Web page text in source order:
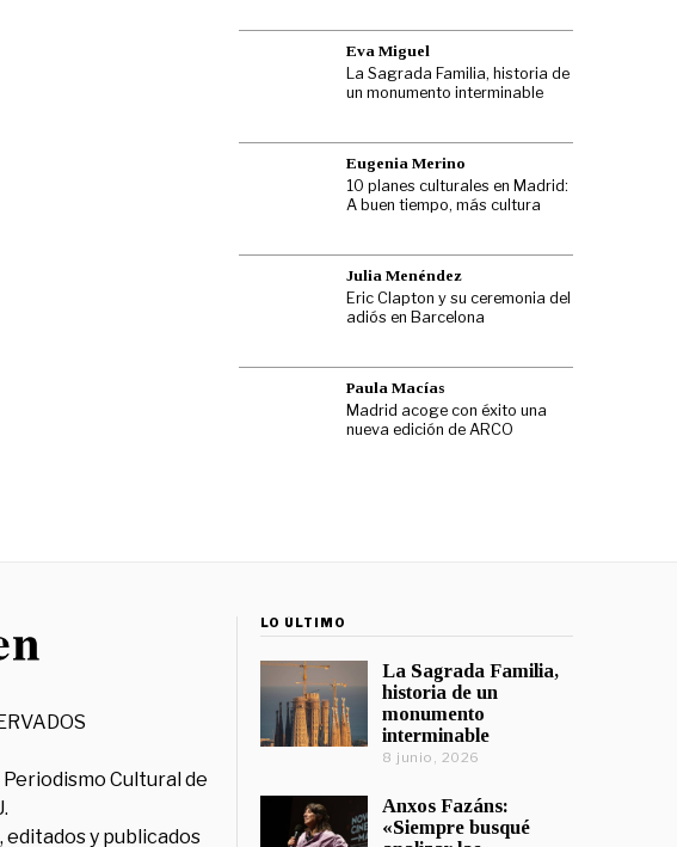
Eva Miguel
La Sagrada Familia, historia de
un monumento interminable
Eugenia Merino
10 planes culturales en Madrid:
A buen tiempo, más cultura
Julia Menéndez
Eric Clapton y su ceremonia del
adiós en Barcelona
Paula Macías
Madrid acoge con éxito una
nueva edición de ARCO
Cultural de
y publicados
LO ÚLTIMO
La Sagrada Familia,
historia de un
monumento
interminable
8 junio, 2026
Anxos Fazáns:
«Siempre busqué